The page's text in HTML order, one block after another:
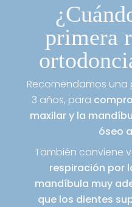
primera
Recomendamos una
3 años, para
maxilar y la
óseo
También conviene
respiración por
mandíbula muy
que los dientes